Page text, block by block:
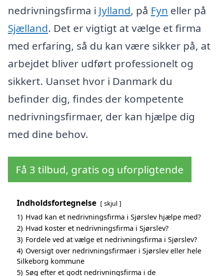
nedrivningsfirma i Jylland, på Fyn eller på
Sjælland. Det er vigtigt at vælge et firma
med erfaring, så du kan være sikker på, at
arbejdet bliver udført professionelt og
sikkert. Uanset hvor i Danmark du
befinder dig, findes der kompetente
nedrivningsfirmaer, der kan hjælpe dig
med dine behov.
Få 3 tilbud, gratis og uforpligtende
Indholdsfortegnelse skjul
1) Hvad kan et nedrivningsfirma i Sjørslev hjælpe med?
2) Hvad koster et nedrivningsfirma i Sjørslev?
3) Fordele ved at vælge et nedrivningsfirma i Sjørslev?
4) Oversigt over nedrivningsfirmaer i Sjørslev eller hele
Silkeborg kommune
5) Søg efter et godt nedrivningsfirma i de